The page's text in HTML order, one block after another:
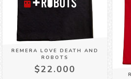
REMERA LOVE DEATH AND
ROBOTS
$22.000